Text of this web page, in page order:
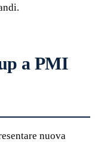
a PMI
nuova